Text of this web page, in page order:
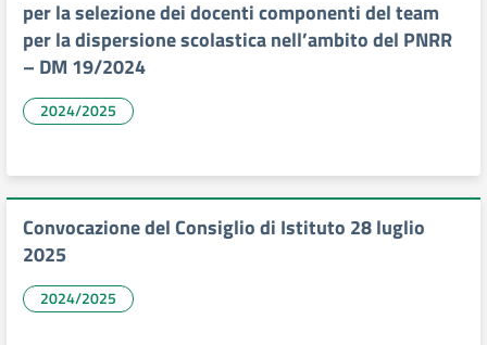
per la selezione dei docenti componenti del team
per la dispersione scolastica nell’ambito del PNRR
– DM 19/2024
2024/2025
Convocazione del Consiglio di Istituto 28 luglio
2025
2024/2025